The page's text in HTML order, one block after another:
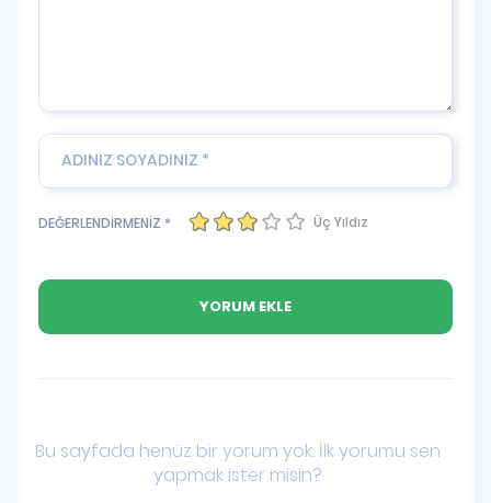
DEĞERLENDİRMENİZ * Üç Yıldız
Bu sayfada henüz bir yorum yok. İlk yorumu sen
yapmak ister misin?